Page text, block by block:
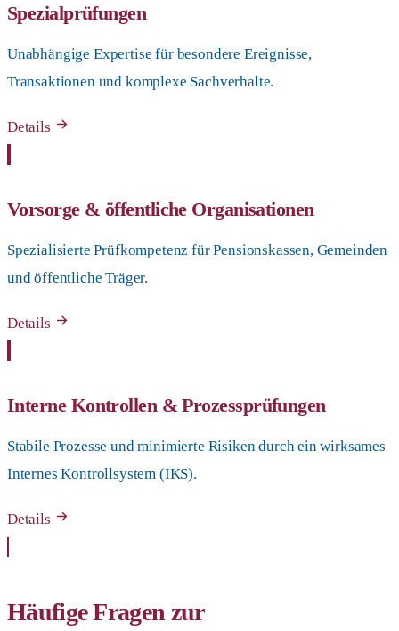
Spezialprüfungen
Unabhängige Expertise für besondere Ereignisse,
Transaktionen und komplexe Sachverhalte.
Details
Vorsorge & öffentliche Organisationen
Spezialisierte Prüfkompetenz für Pensionskassen, Gemeinden
und öffentliche Träger.
Details
Interne Kontrollen & Prozessprüfungen
Stabile Prozesse und minimierte Risiken durch ein wirksames
Internes Kontrollsystem (IKS).
Details
Häufige Fragen zur